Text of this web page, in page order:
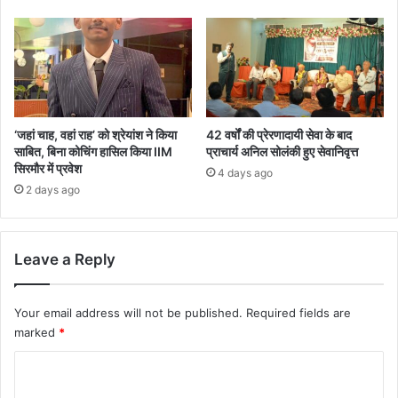
‘जहां चाह, वहां राह’ को श्रेयांश ने किया
साबित, बिना कोचिंग हासिल किया IIM
सिरमौर में प्रवेश
2 days ago
42 वर्षों की प्रेरणादायी सेवा के बाद
प्राचार्य अनिल सोलंकी हुए सेवानिवृत्त
4 days ago
Leave a Reply
Your email address will not be published. Required fields are
marked *